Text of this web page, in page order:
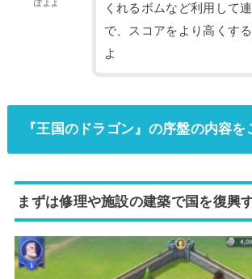
ぽよよ
くれるボムなど利用して
で、スコアをより高くす
よ
『王国のドラゴン』の序盤の内容を
まずは修理や施設の建築で国を復興